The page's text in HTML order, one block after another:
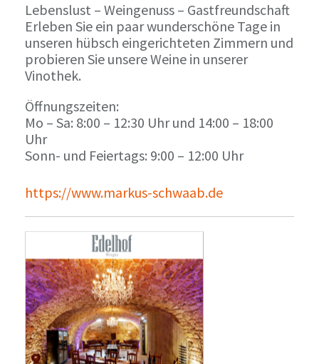
Lebenslust – Weingenuss – Gastfreundschaft
Erleben Sie ein paar wunderschöne Tage in
unseren hübsch eingerichteten Zimmern und
probieren Sie unsere Weine in unserer
Vinothek.
Öffnungszeiten:
Mo – Sa: 8:00 – 12:30 Uhr und 14:00 – 18:00
Uhr
Sonn- und Feiertags: 9:00 – 12:00 Uhr
https://www.markus-schwaab.de